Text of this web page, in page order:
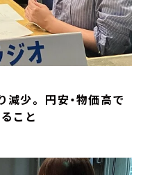
減少。 円安・物価高で
こと